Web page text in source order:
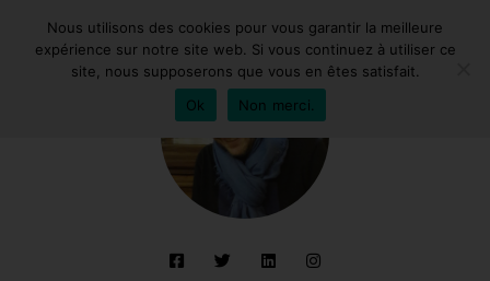
Nous utilisons des cookies pour vous garantir la meilleure
expérience sur notre site web. Si vous continuez à utiliser ce
site, nous supposerons que vous en êtes satisfait.
Ok
Non merci.